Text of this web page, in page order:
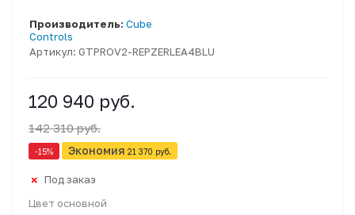
Артикул: GTPROV2-REPZERLEA4BLU
Производитель: Cube
Controls
120 940 руб.
142 310 руб.
-15% Экономия 21 370 руб.
Под заказ
Цвет основной